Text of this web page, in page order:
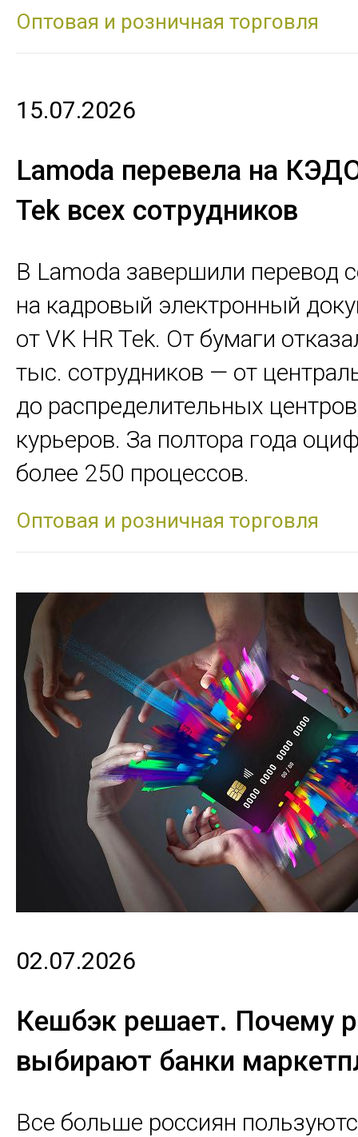
Оптовая и розничная торговля
15.07.2026
Lamoda перевела на
Tek всех сотрудников
В Lamoda завершили перевод
на кадровый электронный
от VK HR Tek. От бумаги
тыс. сотрудников — от
до распределительных
курьеров. За полтора года
более 250 процессов.
Оптовая и розничная торговля
02.07.2026
Кешбэк решает. Почему
выбирают банки
Все больше россиян